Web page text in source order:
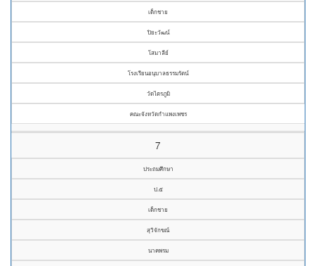
เด็กชาย
ปิยะวัฒน์
โสมาลีย์
โรงเรียนอนุบาลธรรมรัตน์
วัดไตรภูมิ
คณะจังหวัดกำแพงเพชร
7
ประถมศึกษา
ป.๕
เด็กชาย
สุวิจักขณ์
นาคพรม